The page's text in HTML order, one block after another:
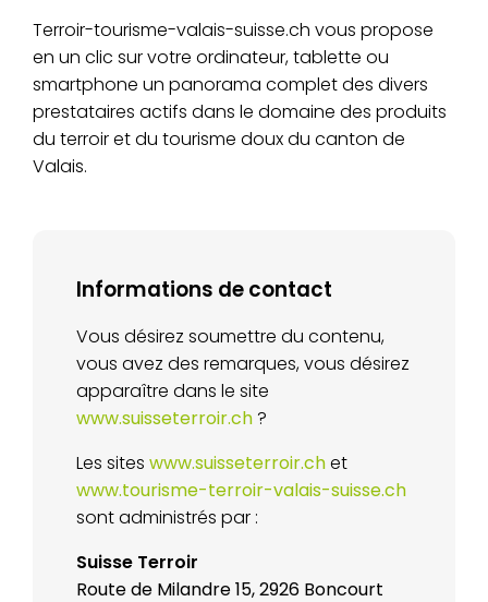
Terroir-tourisme-valais-suisse.ch vous propose
en un clic sur votre ordinateur, tablette ou
smartphone un panorama complet des divers
prestataires actifs dans le domaine des produits
du terroir et du tourisme doux du canton de
Valais.
Informations de contact
Vous désirez soumettre du contenu,
vous avez des remarques, vous désirez
apparaître dans le site
www.suisseterroir.ch ?
Les sites www.suisseterroir.chet
www.tourisme-terroir-valais-suisse.ch
sont administrés par :
Suisse Terroir
Route de Milandre 15, 2926 Boncourt